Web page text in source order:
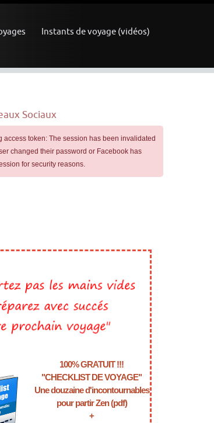
Instants de voyage (vidéos)
Sociaux
access token: The session has been invalidated
changed their password or Facebook has
for security reasons.
100% GRATUIT !!!
"CHECKLIST DE VOYAGE"
Une douzaine d'incontournables
pour partir Zen (pdf)
+